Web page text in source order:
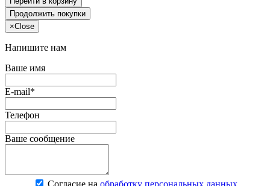
Продолжить покупки
×Close
Напишите нам
Ваше имя
E-mail*
Телефон
Ваше сообщение
Согласие на обработку персональных данных